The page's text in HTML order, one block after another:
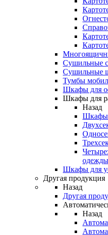
Сушильные
Сушильные
Тумбы
Шкафы для
Шкафы для
Назад
Шкафы
одежды
Шкафы для
Другая продукция
Назад
Другая
Назад